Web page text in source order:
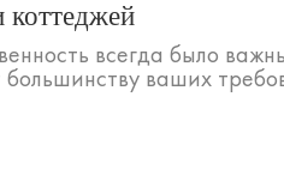
коттеджей
всегда было
большинству ваших